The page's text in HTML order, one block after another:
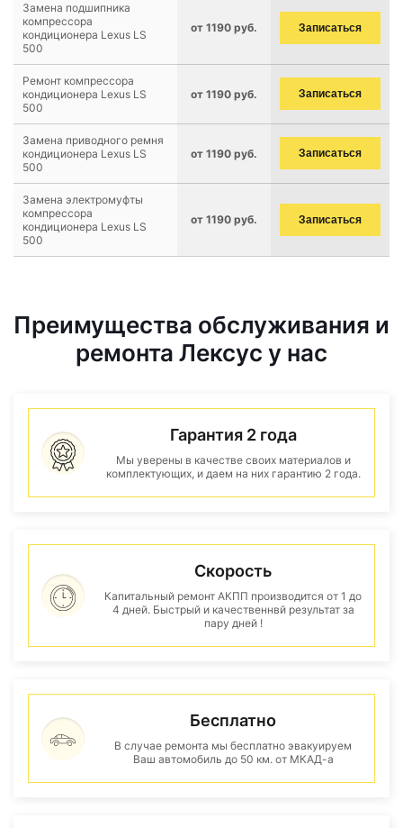
Замена подшипника
компрессора
кондиционера Lexus LS
500
от 1190 руб. Записаться
Ремонт компрессора
кондиционера Lexus LS
500
от 1190 руб. Записаться
Замена приводного ремня
кондиционера Lexus LS
500
от 1190 руб. Записаться
Замена электромуфты
компрессора
кондиционера Lexus LS
500
от 1190 руб. Записаться
Преимущества обслуживания и
ремонта Лексус у нас
Гарантия 2 года
Мы уверены в качестве своих материалов и
комплектующих, и даем на них гарантию 2 года.
Скорость
Капитальный ремонт АКПП производится от 1 до
4 дней. Быстрый и качественнвй результат за
пару дней !
Бесплатно
В случае ремонта мы бесплатно эвакуируем
Ваш автомобиль до 50 км. от МКАД-а